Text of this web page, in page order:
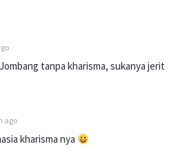
tanpa kharisma, sukanya jerit
ago
kharisma nya